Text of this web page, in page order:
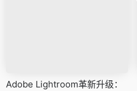
Adobe Lightroom革新升级：